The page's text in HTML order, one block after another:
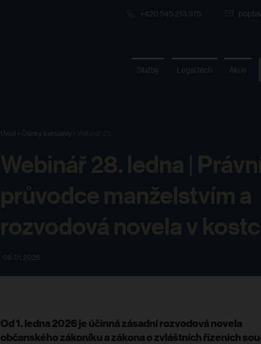
+420 545 213 975
Služby Legal tech Akce
Úvod > Články a aktuality > Webinář 28...
Webinář 28. ledna |
průvodce manželstvím a
rozvodová novela v
08. 01. 2026
Od 1. ledna 2026je účinná zásadní rozvodová novela
občanského zákoníku a zákona o zvláštních řízeních